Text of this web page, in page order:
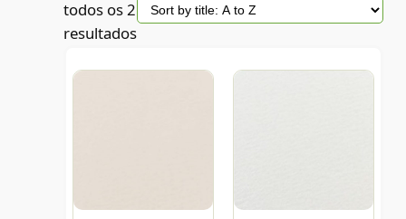
todos os 2
resultados